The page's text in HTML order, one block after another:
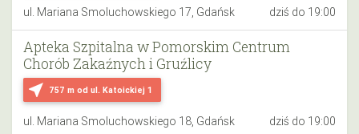
ul. Mariana Smoluchowskiego 17, Gdańsk dziś do 19:00
near_me 757 m od ul. Katoickiej 1
Apteka Szpitalna w Pomorskim Centrum
Chorób Zakaźnych i Gruźlicy
ul. Mariana Smoluchowskiego 18, Gdańsk dziś do 19:00